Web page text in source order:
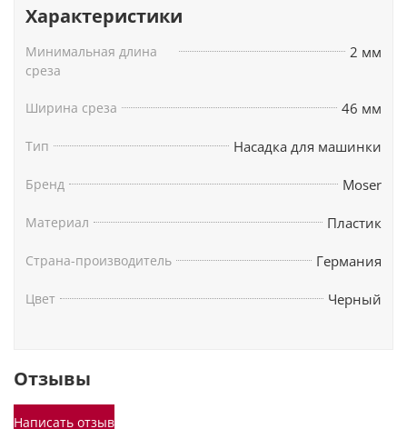
Характеристики
Минимальная длина
среза
2 мм
Ширина среза 46 мм
Тип Насадка для машинки
Бренд Moser
Материал Пластик
Страна-производитель Германия
Цвет Черный
Отзывы
Написать отзыв